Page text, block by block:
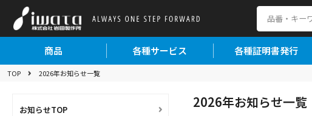
商品 各種サービス 各種証明書発行
TOP 2026年お知らせ一覧
お知らせTOP 2026年お知らせ一覧